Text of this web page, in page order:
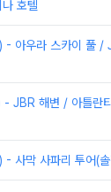
호텔
- 아우라 스카이 풀 /
- JBR 해변 / 아틀란
- 사막 사파리 투어(